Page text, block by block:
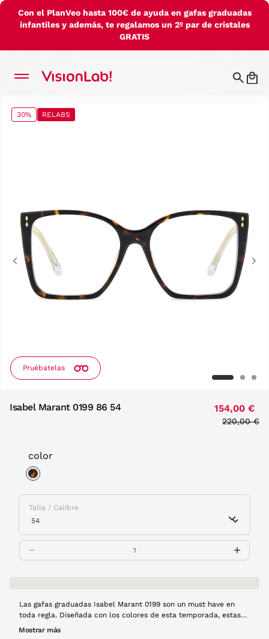
Con el PlanVeo hasta 100€ de ayuda en gafas graduadas
infantiles y además, te regalamos un 2º par de cristales
GRATIS
30% RELABS
Pruébatelas
Previous
Isabel Marant 0199 86 54 154,00 €
Price
220,00 €
color
Talla / Calibre
Las gafas graduadas Isabel Marant 0199 son un must have en
toda regla. Diseñada con los colores de esta temporada, estas
gafas son el accesorio perfecto para los que quieren unas gafas
Mostrar más